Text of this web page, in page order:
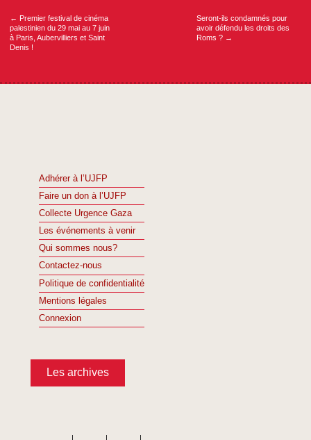
← Premier festival de cinéma
palestinien du 29 mai au 7 juin
à Paris, Aubervilliers et Saint
Denis !
Seront-ils condamnés pour
avoir défendu les droits des
Roms ? →
Adhérer à l’UJFP
Faire un don à l’UJFP
Collecte Urgence Gaza
Les événements à venir
Qui sommes nous?
Contactez-nous
Politique de confidentialité
Mentions légales
Connexion
Les archives